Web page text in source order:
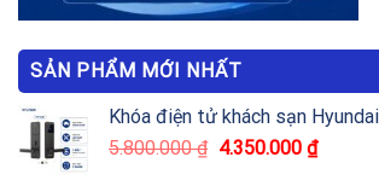
SẢN PHẨM MỚI NHẤT
Khóa điện tử khách sạn
5.800.000₫ 4.350.000 ₫